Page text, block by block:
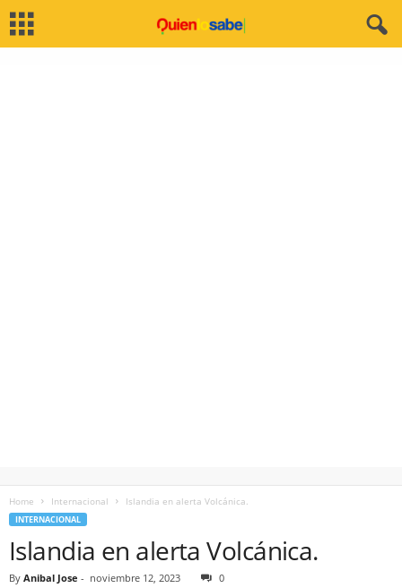
Home Internacional Islandia en alerta Volcánica.
INTERNACIONAL
Islandia en alerta Volcánica.
By Anibal Jose - noviembre 12, 2023 0